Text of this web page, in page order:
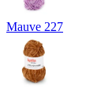
Mauve 227